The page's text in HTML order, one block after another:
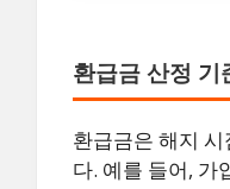
환급금 산정 기
환급금은 해지
다. 예를 들어, 가